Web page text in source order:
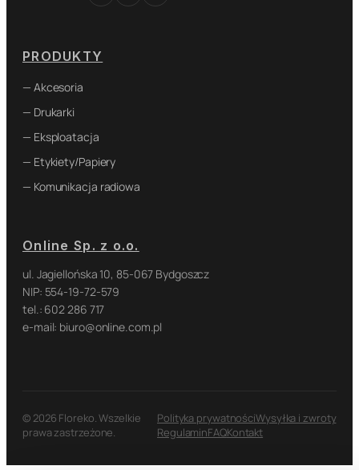
PRODUKTY
— Akcesoria
— Drukarki
— Eksploatacja
— Etykiety/Papiery
— Komunikacja radiowa
Online Sp. z o.o.
ul. Jagiellońska 10, 85-067 Bydgoszcz
NIP: 554-19-72-579
tel.: 602 286 717
e-mail: biuro@online.com.pl
© 2026 Floreko. Wszelkie
prawa zastrzeżone.
Polityka prywatnościWysyłka i zwroty
RegulaminFAQKontakt